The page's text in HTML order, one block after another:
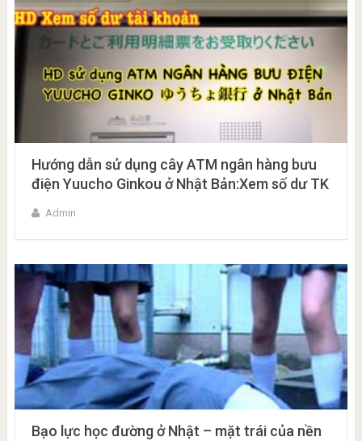
Hướng dẫn sử dụng cây ATM ngân hàng bưu
điện Yuucho Ginkou ở Nhật Bản:Xem số dư TK
Admin
Bạo lực học đường ở Nhật – mặt trái của nền